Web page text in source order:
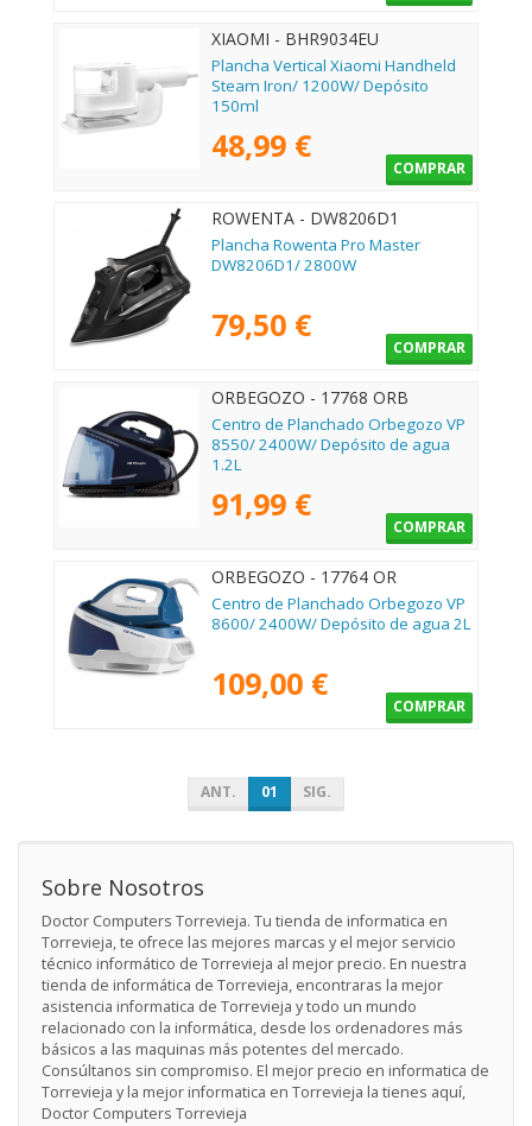
XIAOMI - BHR9034EU
Plancha Vertical Xiaomi Handheld
Steam Iron/ 1200W/ Depósito
150ml
48,99 €
COMPRAR
ROWENTA - DW8206D1
Plancha Rowenta Pro Master
DW8206D1/ 2800W
79,50 €
COMPRAR
ORBEGOZO - 17768 ORB
Centro de Planchado Orbegozo VP
8550/ 2400W/ Depósito de agua
1.2L
91,99 €
COMPRAR
ORBEGOZO - 17764 OR
Centro de Planchado Orbegozo VP
8600/ 2400W/ Depósito de agua 2L
109,00 €
COMPRAR
ANT. 01 SIG.
Sobre Nosotros
Doctor Computers Torrevieja. Tu tienda de informatica en
Torrevieja, te ofrece las mejores marcas y el mejor servicio
técnico informático de Torrevieja al mejor precio. En nuestra
tienda de informática de Torrevieja, encontraras la mejor
asistencia informatica de Torrevieja y todo un mundo
relacionado con la informática, desde los ordenadores más
básicos a las maquinas más potentes del mercado.
Consúltanos sin compromiso. El mejor precio en informatica de
Torrevieja y la mejor informatica en Torrevieja la tienes aquí,
Doctor Computers Torrevieja